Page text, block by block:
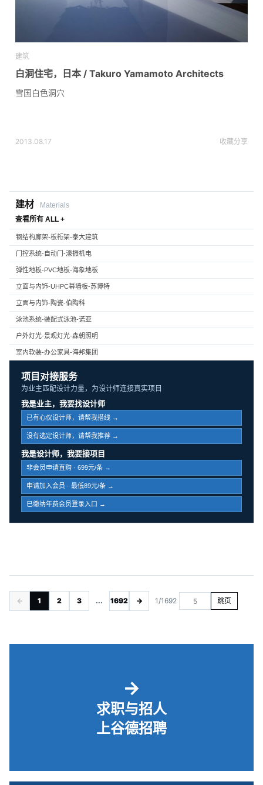
建筑
白洞住宅，日本 / Takuro Yamamoto Architects
雪国白色洞穴
2013.08.17 收藏分享
建材
Materials
查看所有 ALL +
钢结构廊架-板桁架-泰大建筑
门控系统-自动门-濠振机电
弹性地板-PVC地板-海象地板
立面与内饰-UHPC幕墙板-苏博特
立面与内饰-陶瓷-伯陶科
泳池系统-装配式泳池-诺亚
户外灯光-景观灯光-森朝照明
室内软装-办公家具-海邦集团
项目对接服务
为业主匹配设计力量，为设计师连接真实项目
我是业主，我要找设计师
已有心仪设计师，请帮我搭线 →
没有选定设计师，请帮我推荐 →
我是设计师，我要接项目
非会员申请直购 · 699元/条 →
申请加入会员 · 最低89元/条 →
已缴纳年费会员登录入口 →
← 1 2 3 ... 1692 → 1/1692 跳页
→
求职与招人
上谷德招聘